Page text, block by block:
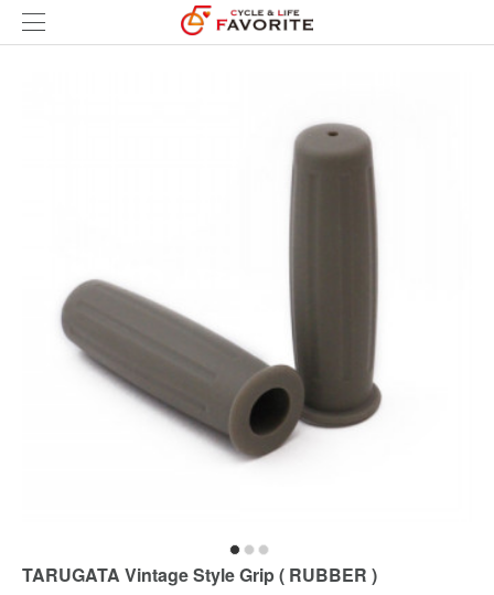
TARUGATA Vintage Style Grip ( RUBBER )